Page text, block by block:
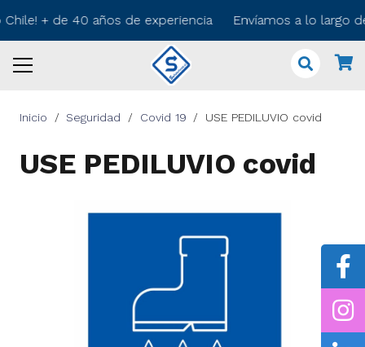
+ de 40 años de experiencia Envíamos a lo largo
Inicio / Seguridad / Covid 19 / USE PEDILUVIO covid
USE PEDILUVIO covid